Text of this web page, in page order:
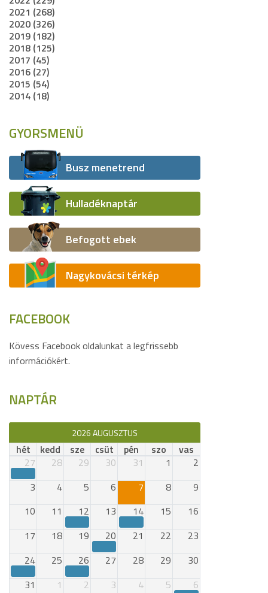
2021 (268)
2020 (326)
2019 (182)
2018 (125)
2017 (45)
2016 (27)
2015 (54)
2014 (18)
GYORSMENÜ
Busz menetrend
Hulladéknaptár
Befogott ebek
Nagykovácsi térkép
FACEBOOK
Kövess Facebook oldalunkat a legfrissebb
információkért.
NAPTÁR
2026 AUGUSZTUS
hét kedd sze csüt pén szo
vas
27
28 29 30 31 1
2
3
4 5 6 7 8
9
10
11 12 13 14 15
16
17
18 19 20 21 22
23
24
25 26 27 28 29
30
31
1 2 3 4 5 6